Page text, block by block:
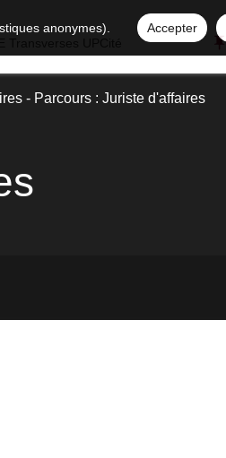
anonymes). Accepter
- Parcours : Juriste d'affaires